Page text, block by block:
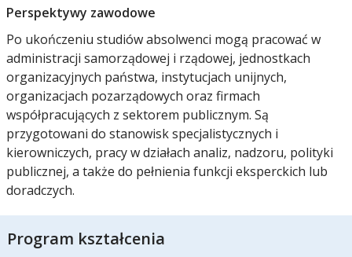
Perspektywy zawodowe
Po ukończeniu studiów absolwenci mogą pracować w
administracji samorządowej i rządowej, jednostkach
organizacyjnych państwa, instytucjach unijnych,
organizacjach pozarządowych oraz firmach
współpracujących z sektorem publicznym. Są
przygotowani do stanowisk specjalistycznych i
kierowniczych, pracy w działach analiz, nadzoru, polityki
publicznej, a także do pełnienia funkcji eksperckich lub
doradczych.
Program kształcenia